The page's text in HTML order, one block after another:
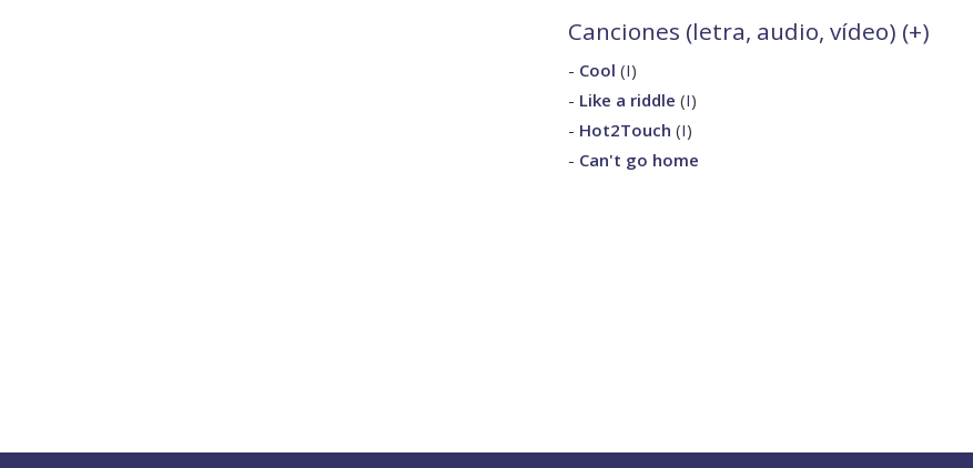
Canciones (letra, audio, vídeo) (+)
- Cool (I)
- Like a riddle (I)
- Hot2Touch (I)
- Can't go home